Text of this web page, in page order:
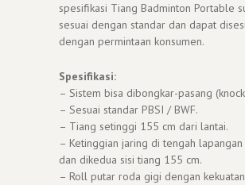
spesifikasi Tiang Badminton Portable
sesuai dengan standar dan dapat
dengan permintaan konsumen.
Spesifikasi:
– Sistem bisa dibongkar-pasang
– Sesuai standar PBSI / BWF.
– Tiang setinggi 155 cm dari lantai.
– Ketinggian jaring di tengah
dan dikedua sisi tiang 155 cm.
– Roll putar roda gigi dengan